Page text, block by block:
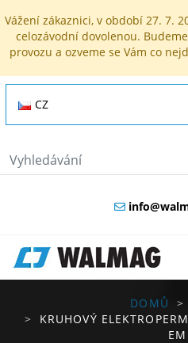
Vážení zákaznici, v období 27. 7.
celozávodní dovolenou.
provozu a ozveme se Vám co
CZ
DOMŮ
KRUHOVÝ
EM